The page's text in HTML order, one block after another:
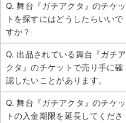
Q. 舞台『ガチアクタ』のチケッ
トを探すにはどうしたらいいで
すか？
Q. 出品されている舞台『ガチア
クタ』のチケットで売り手に確
認したいことがあります。
Q. 舞台『ガチアクタ』のチケッ
トの入金期限を延長してくださ